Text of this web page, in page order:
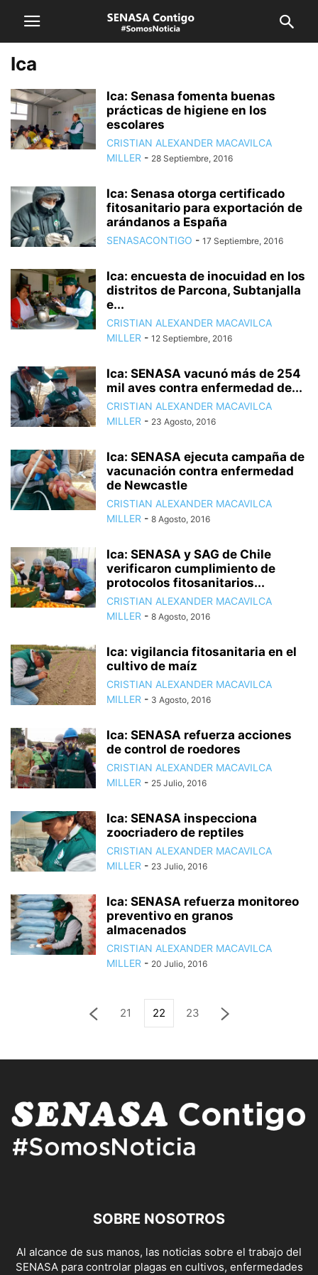
Ica
Ica: Senasa fomenta buenas
prácticas de higiene en los
escolares
CRISTIAN ALEXANDER MACAVILCA
MILLER - 28 Septiembre, 2016
Ica: Senasa otorga certificado
fitosanitario para exportación de
arándanos a España
SENASACONTIGO - 17 Septiembre, 2016
Ica: encuesta de inocuidad en los
distritos de Parcona, Subtanjalla
e...
CRISTIAN ALEXANDER MACAVILCA
MILLER - 12 Septiembre, 2016
Ica: SENASA vacunó más de 254
mil aves contra enfermedad de...
CRISTIAN ALEXANDER MACAVILCA
MILLER - 23 Agosto, 2016
Ica: SENASA ejecuta campaña de
vacunación contra enfermedad
de Newcastle
CRISTIAN ALEXANDER MACAVILCA
MILLER - 8 Agosto, 2016
Ica: SENASA y SAG de Chile
verificaron cumplimiento de
protocolos fitosanitarios...
CRISTIAN ALEXANDER MACAVILCA
MILLER - 8 Agosto, 2016
Ica: vigilancia fitosanitaria en el
cultivo de maíz
CRISTIAN ALEXANDER MACAVILCA
MILLER - 3 Agosto, 2016
Ica: SENASA refuerza acciones
de control de roedores
CRISTIAN ALEXANDER MACAVILCA
MILLER - 25 Julio, 2016
Ica: SENASA inspecciona
zoocriadero de reptiles
CRISTIAN ALEXANDER MACAVILCA
MILLER - 23 Julio, 2016
Ica: SENASA refuerza monitoreo
preventivo en granos
almacenados
CRISTIAN ALEXANDER MACAVILCA
MILLER - 20 Julio, 2016
21 22 23
SOBRE NOSOTROS
Al alcance de sus manos, las noticias sobre el trabajo del
SENASA para controlar plagas en cultivos, enfermedades